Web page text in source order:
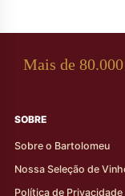
Mais de
SOBRE
Sobre o Bartolomeu
Nossa Seleção de
Política de Privacidade